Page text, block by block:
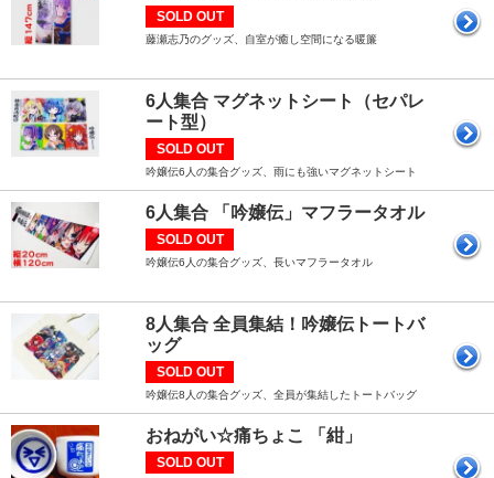
SOLD OUT
藤瀬志乃のグッズ、自室が癒し空間になる暖簾
6人集合 マグネットシート（セパレ
ート型）
SOLD OUT
吟嬢伝6人の集合グッズ、雨にも強いマグネットシート
6人集合 「吟嬢伝」マフラータオル
SOLD OUT
吟嬢伝6人の集合グッズ、長いマフラータオル
8人集合 全員集結！吟嬢伝トートバ
ッグ
SOLD OUT
吟嬢伝8人の集合グッズ、全員が集結したトートバッグ
おねがい☆痛ちょこ 「紺」
SOLD OUT